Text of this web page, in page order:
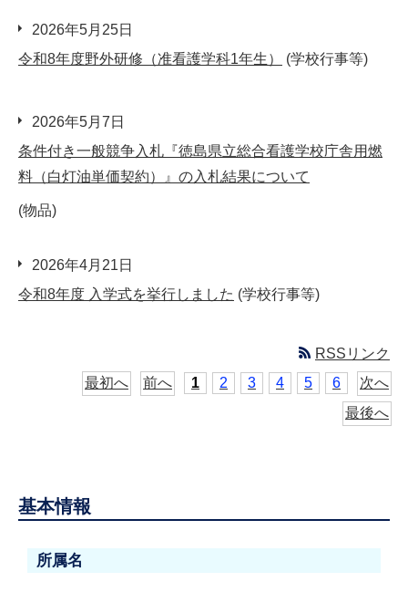
2026年5月25日
令和8年度野外研修（准看護学科1年生）
(学校行事等)
2026年5月7日
条件付き一般競争入札『徳島県立総合看護学校庁舎用燃
料（白灯油単価契約）』の入札結果について
(物品)
2026年4月21日
令和8年度 入学式を挙行しました (学校行事等)
RSSリンク
最初へ
前へ 1 2 3 4 5 6
次へ
最後へ
基本情報
所属名